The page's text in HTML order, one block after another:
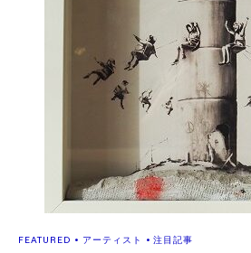
FEATURED • アーティスト •注目記事